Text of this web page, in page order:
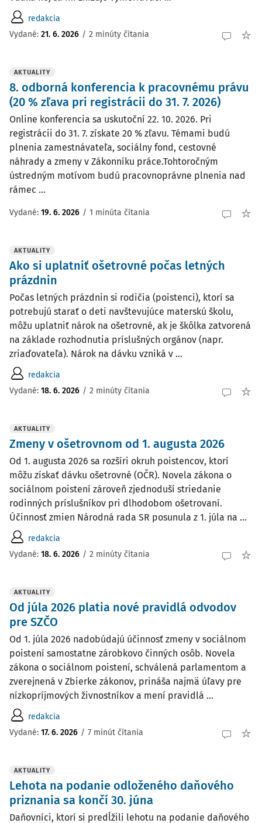
redakcia
Vydané: 21. 6. 2026 / 2 minúty čítania
AKTUALITY
8. odborná konferencia k pracovnému právu
(20 % zľava pri registrácii do 31. 7. 2026)
Online konferencia sa uskutoční 22. 10. 2026. Pri
registrácii do 31. 7. získate 20 % zľavu. Témami budú
plnenia zamestnávateľa, sociálny fond, cestovné
náhrady a zmeny v Zákonníku práce.Tohtoročným
ústredným motívom budú pracovnoprávne plnenia nad
rámec ...
Vydané: 19. 6. 2026 / 1 minúta čítania
AKTUALITY
Ako si uplatniť ošetrovné počas letných
prázdnin
Počas letných prázdnin si rodičia (poistenci), ktorí sa
potrebujú starať o deti navštevujúce materskú školu,
môžu uplatniť nárok na ošetrovné, ak je škôlka zatvorená
na základe rozhodnutia príslušných orgánov (napr.
zriaďovateľa). Nárok na dávku vzniká v ...
redakcia
Vydané: 18. 6. 2026 / 2 minúty čítania
AKTUALITY
Zmeny v ošetrovnom od 1. augusta 2026
Od 1. augusta 2026 sa rozšíri okruh poistencov, ktorí
môžu získať dávku ošetrovné (OČR). Novela zákona o
sociálnom poistení zároveň zjednoduší striedanie
rodinných príslušníkov pri dlhodobom ošetrovaní.
Účinnosť zmien Národná rada SR posunula z 1. júla na ...
redakcia
Vydané: 18. 6. 2026 / 2 minúty čítania
AKTUALITY
Od júla 2026 platia nové pravidlá odvodov
pre SZČO
Od 1. júla 2026 nadobúdajú účinnosť zmeny v sociálnom
poistení samostatne zárobkovo činných osôb. Novela
zákona o sociálnom poistení, schválená parlamentom a
zverejnená v Zbierke zákonov, prináša najmä úľavy pre
nízkopríjmových živnostníkov a mení pravidlá ...
redakcia
Vydané: 17. 6. 2026 / 7 minút čítania
AKTUALITY
Lehota na podanie odloženého daňového
priznania sa končí 30. júna
Daňovníci, ktorí si predĺžili lehotu na podanie daňového